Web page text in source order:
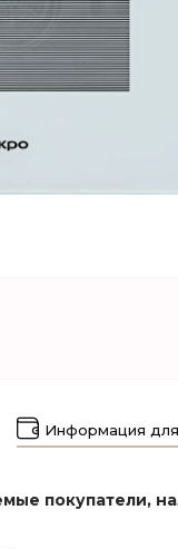
Информация для
покупатели,